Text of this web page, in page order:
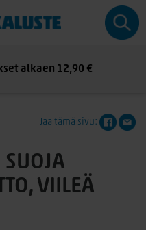
alkaen 12,90 €
Jaa tämä sivu:
SUOJA
VIILEÄ